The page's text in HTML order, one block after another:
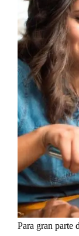
Para gran parte